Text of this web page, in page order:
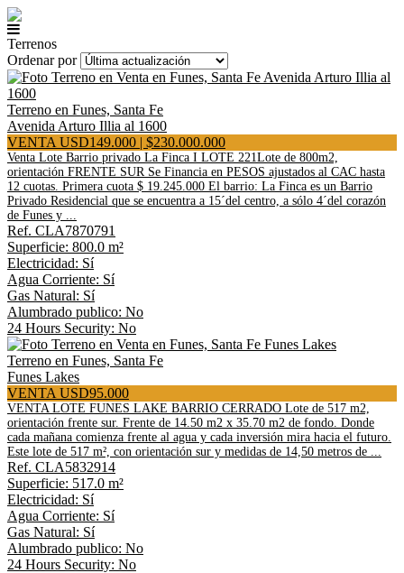
Terrenos
Ordenar por
Terreno en Funes, Santa Fe
Avenida Arturo Illia al 1600
VENTA USD149.000 | $230.000.000
Venta Lote Barrio privado La Finca I LOTE 221Lote de 800m2,
orientación FRENTE SUR Se Financia en PESOS ajustados al CAC hasta
12 cuotas. Primera cuota $ 19.245.000 El barrio: La Finca es un Barrio
Privado Residencial que se encuentra a 15´del centro, a sólo 4´del corazón
de Funes y ...
Ref. CLA7870791
Superficie: 800.0 m²
Electricidad: Sí
Agua Corriente: Sí
Gas Natural: Sí
Alumbrado publico: No
24 Hours Security: No
Terreno en Funes, Santa Fe
Funes Lakes
VENTA USD95.000
VENTA LOTE FUNES LAKE BARRIO CERRADO Lote de 517 m2,
orientación frente sur. Frente de 14.50 m2 x 35.70 m2 de fondo. Donde
cada mañana comienza frente al agua y cada inversión mira hacia el futuro.
Este lote de 517 m², con orientación sur y medidas de 14,50 metros de ...
Ref. CLA5832914
Superficie: 517.0 m²
Electricidad: Sí
Agua Corriente: Sí
Gas Natural: Sí
Alumbrado publico: No
24 Hours Security: No